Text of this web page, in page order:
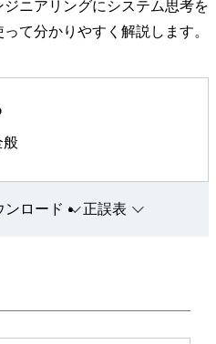
ニアリングにシステム思考を
て分かりやすく解説します。
般
ンロード 正誤表